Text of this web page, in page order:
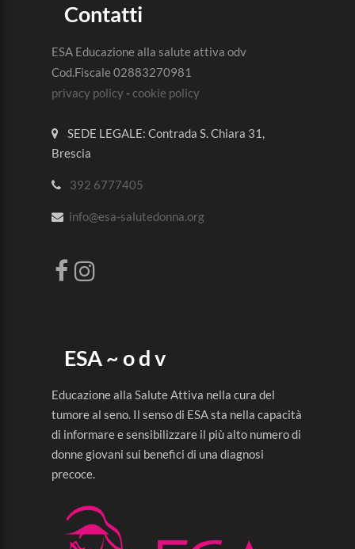
Contatti
ESA Educazione alla salute attiva odv
Cod.Fiscale 02883270981
privacy policy-cookie policy
SEDE LEGALE: Contrada S. Chiara 31,
Brescia
392 6777405
info@esa-salutedonna.org
ESA ~ o d v
Educazione alla Salute Attiva nella cura del
tumore al seno. Il senso di ESA sta nella capacità
di informare e sensibilizzare il più alto numero di
donne giovani sui benefici di una diagnosi
precoce.